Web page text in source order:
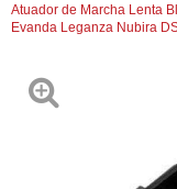
Atuador de Marcha Lenta
Evanda Leganza Nubira